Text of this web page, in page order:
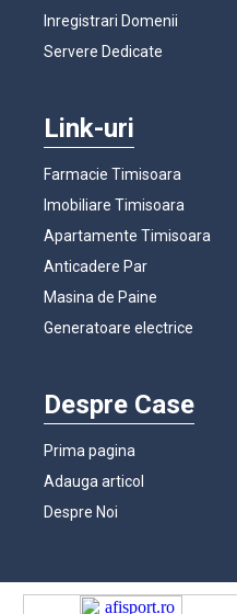
Inregistrari Domenii
Servere Dedicate
Link-uri
Farmacie Timisoara
Imobiliare Timisoara
Apartamente Timisoara
Anticadere Par
Masina de Paine
Generatoare electrice
Despre Case
Prima pagina
Adauga articol
Despre Noi